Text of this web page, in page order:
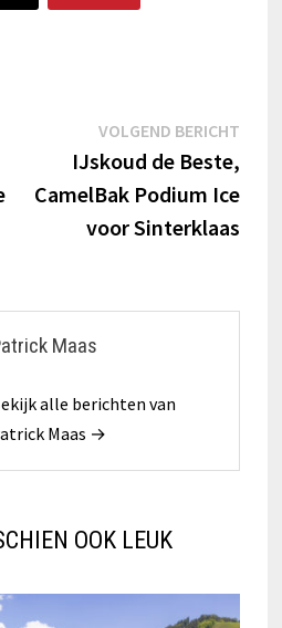
VOLGEND BERICHT
IJskoud de Beste,
CamelBak Podium Ice
voor Sinterklaas
Maas
alle berichten van
Maas →
OOK LEUK